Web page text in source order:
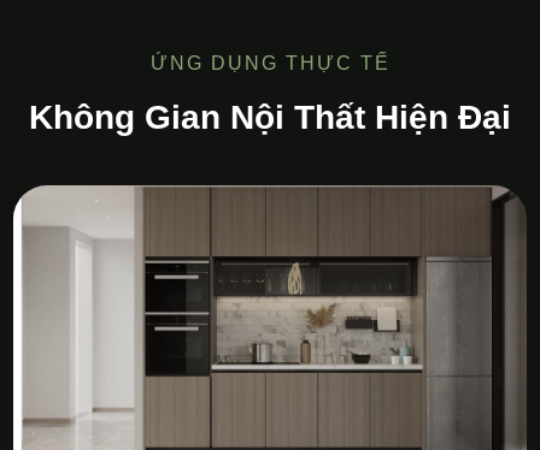
ỨNG DỤNG THỰC TẾ
Không Gian Nội Thất Hiện Đại